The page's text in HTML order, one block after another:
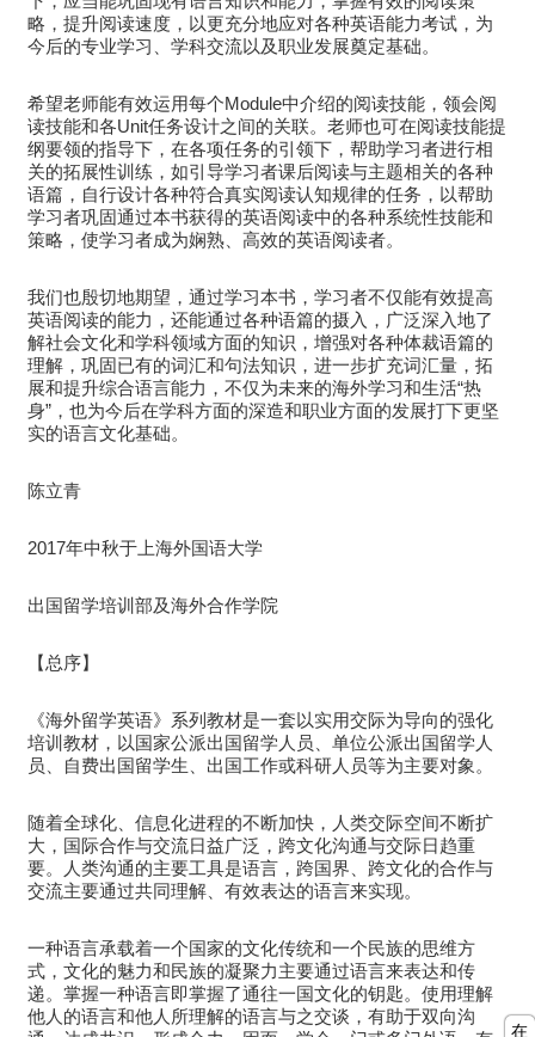
略，提升阅读速度，以更充分地应对各种英语能力考试，为
今后的专业学习、学科交流以及职业发展奠定基础。
希望老师能有效运用每个Module中介绍的阅读技能，领会阅
读技能和各Unit任务设计之间的关联。老师也可在阅读技能提
纲要领的指导下，在各项任务的引领下，帮助学习者进行相
关的拓展性训练，如引导学习者课后阅读与主题相关的各种
语篇，自行设计各种符合真实阅读认知规律的任务，以帮助
学习者巩固通过本书获得的英语阅读中的各种系统性技能和
策略，使学习者成为娴熟、高效的英语阅读者。
我们也殷切地期望，通过学习本书，学习者不仅能有效提高
英语阅读的能力，还能通过各种语篇的摄入，广泛深入地了
解社会文化和学科领域方面的知识，增强对各种体裁语篇的
理解，巩固已有的词汇和句法知识，进一步扩充词汇量，拓
展和提升综合语言能力，不仅为未来的海外学习和生活“热
身”，也为今后在学科方面的深造和职业方面的发展打下更坚
实的语言文化基础。
陈立青
2017年中秋于上海外国语大学
出国留学培训部及海外合作学院
【总序】
《海外留学英语》系列教材是一套以实用交际为导向的强化
培训教材，以国家公派出国留学人员、单位公派出国留学人
员、自费出国留学生、出国工作或科研人员等为主要对象。
随着全球化、信息化进程的不断加快，人类交际空间不断扩
大，国际合作与交流日益广泛，跨文化沟通与交际日趋重
要。人类沟通的主要工具是语言，跨国界、跨文化的合作与
交流主要通过共同理解、有效表达的语言来实现。
一种语言承载着一个国家的文化传统和一个民族的思维方
式，文化的魅力和民族的凝聚力主要通过语言来表达和传
递。掌握一种语言即掌握了通往一国文化的钥匙。使用理解
他人的语言和他人所理解的语言与之交谈，有助于双向沟
在